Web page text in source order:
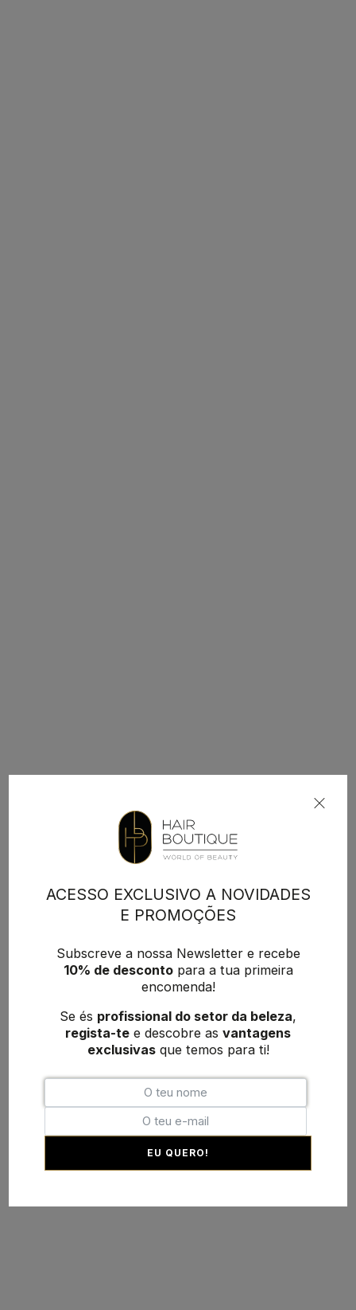
ACESSO EXCLUSIVO A NOVIDADES
E PROMOÇÕES
Subscreve a nossa Newsletter e recebe
10% de descontopara a tua primeira
encomenda!
Se és profissional do setor da beleza,
regista-te e descobre as vantagens
exclusivasque temos para ti!
EU QUERO!